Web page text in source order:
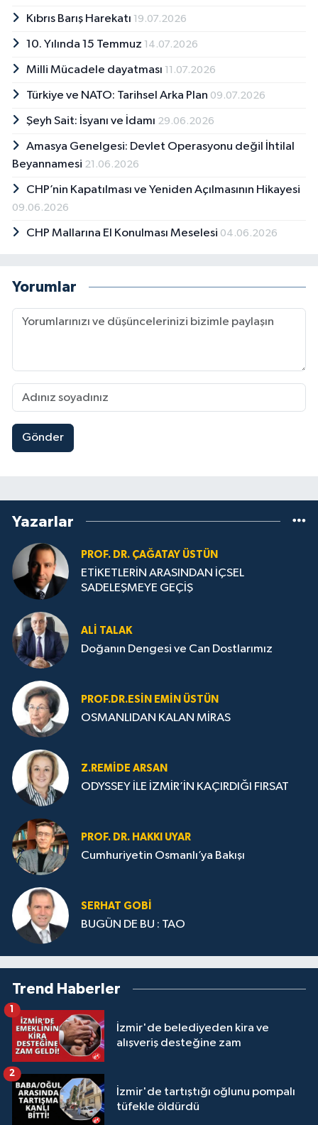
Kıbrıs Barış Harekatı 19.07.2026
10. Yılında 15 Temmuz 14.07.2026
Milli Mücadele dayatması 11.07.2026
Türkiye ve NATO: Tarihsel Arka Plan 09.07.2026
Şeyh Sait: İsyanı ve İdamı 29.06.2026
Amasya Genelgesi: Devlet Operasyonu değil İhtilal
Beyannamesi 21.06.2026
CHP’nin Kapatılması ve Yeniden Açılmasının Hikayesi
09.06.2026
CHP Mallarına El Konulması Meselesi 04.06.2026
Yorumlar
Gönder
Yazarlar
PROF. DR. ÇAĞATAY ÜSTÜN
ETİKETLERİN ARASINDAN İÇSEL
SADELEŞMEYE GEÇİŞ
ALI TALAK
Doğanın Dengesi ve Can Dostlarımız
PROF.DR.ESIN EMIN ÜSTÜN
OSMANLIDAN KALAN MİRAS
Z.REMIDE ARSAN
ODYSSEY İLE İZMİR’İN KAÇIRDIĞI FIRSAT
PROF. DR. HAKKI UYAR
Cumhuriyetin Osmanlı’ya Bakışı
SERHAT GOBİ
BUGÜN DE BU : TAO
Trend Haberler
İzmir'de belediyeden kira ve
alışveriş desteğine zam
1
İzmir'de tartıştığı oğlunu pompalı
tüfekle öldürdü
2